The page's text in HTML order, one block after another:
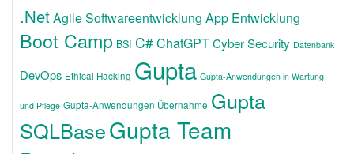
.NetAgile Softwareentwicklung App Entwicklung
Boot Camp BSI C#ChatGPTCyber Security Datenbank
DevOps Ethical Hacking Gupta Gupta-Anwendungen in Wartung
und Pflege Gupta-Anwendungen Übernahme Gupta
SQLBaseGupta Team